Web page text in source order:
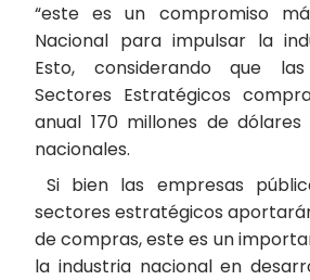
“este es un compromiso
Nacional para impulsar la
Esto, considerando que
Sectores Estratégicos
anual 170 millones de
nacionales.
Si bien las empresas
sectores estratégicos
de compras, este es un
la industria nacional en